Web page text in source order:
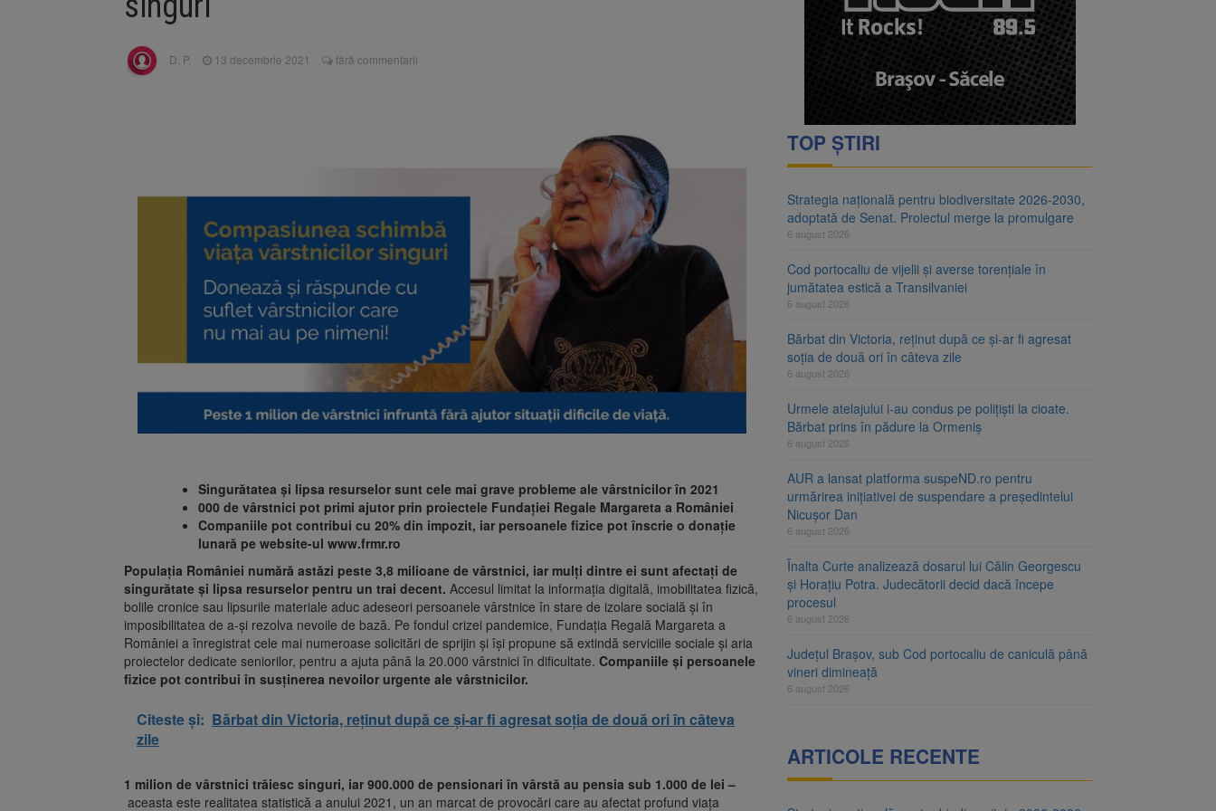
Înalta Curte analizează dosarul lui Călin Georgescu și Horațiu Potra. Judecătorii decid dacă începe
Strategia națională pentru biodiversitate 2026-2030, adoptată de Senat. Proiectul merge la promulgare
D. P. 13 decembrie 2021 fără commentarii
Singurătatea și lipsa resurselor sunt cele mai grave probleme ale vârstnicilor în 2021
000 de vârstnici pot primi ajutor prin proiectele Fundației Regale Margareta a României
Companiile pot contribui cu 20% din impozit, iar persoanele fizice pot înscrie o donație
lunară pe website-ul www.frmr.ro
Populația României numără astăzi peste 3,8 milioane de vârstnici, iar mulți dintre ei sunt afectați de
singurătate și lipsa resurselor pentru un trai decent. Accesul limitat la informația digitală, imobilitatea fizică,
bolile cronice sau lipsurile materiale aduc adeseori persoanele vârstnice în stare de izolare socială și în
imposibilitatea de a-și rezolva nevoile de bază. Pe fondul crizei pandemice, Fundația Regală Margareta a
României a înregistrat cele mai numeroase solicitări de sprijin și își propune să extindă serviciile sociale și aria
proiectelor dedicate seniorilor, pentru a ajuta până la 20.000 vârstnici în dificultate. Companiile și persoanele
fizice pot contribui în susținerea nevoilor urgente ale vârstnicilor.
Citeste și: Bărbat din Victoria, reținut după ce și-ar fi agresat soția de două ori în câteva
zile
1 milion de vârstnici trăiesc singuri, iar 900.000 de pensionari în vârstă au pensia sub 1.000 de lei –
aceasta este realitatea statistică a anului 2021, un an marcat de provocări care au afectat profund viața
TOP ȘTIRI
Strategia națională pentru biodiversitate 2026-2030,
adoptată de Senat. Proiectul merge la promulgare
6 august 2026
Cod portocaliu de vijelii și averse torențiale în
jumătatea estică a Transilvaniei
6 august 2026
Bărbat din Victoria, reținut după ce și-ar fi agresat
soția de două ori în câteva zile
6 august 2026
Urmele atelajului i-au condus pe polițiști la cioate.
Bărbat prins în pădure la Ormeniș
6 august 2026
AUR a lansat platforma suspeND.ro pentru
urmărirea inițiativei de suspendare a președintelui
Nicușor Dan
6 august 2026
Înalta Curte analizează dosarul lui Călin Georgescu
și Horațiu Potra. Judecătorii decid dacă începe
procesul
6 august 2026
Județul Brașov, sub Cod portocaliu de caniculă până
vineri dimineață
6 august 2026
ARTICOLE RECENTE